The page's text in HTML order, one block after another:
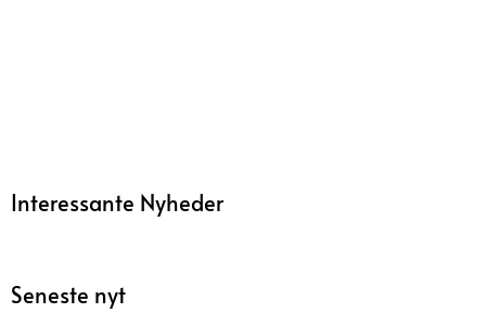
Interessante Nyheder
Seneste nyt